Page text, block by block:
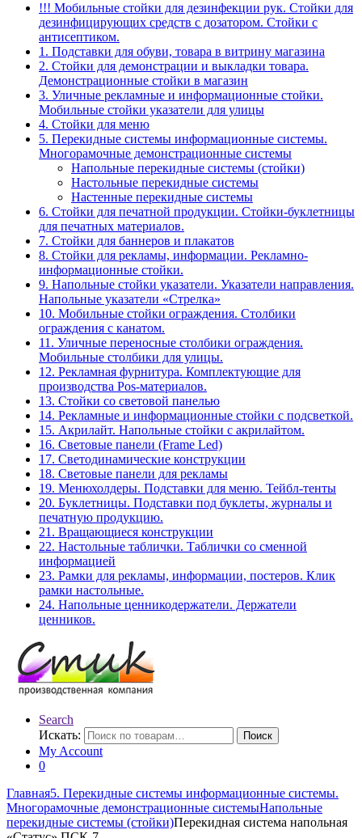
!!! Мобильные стойки для дезинфекции рук. Стойки для
дезинфицирующих средств с дозатором. Стойки с
антисептиком.
1. Подставки для обуви, товара в витрину магазина
2. Стойки для демонстрации и выкладки товара.
Демонстрационные стойки в магазин
3. Уличные рекламные и информационные стойки.
Мобильные стойки указатели для улицы
4. Стойки для меню
5. Перекидные системы информационные системы.
Многорамочные демонстрационные системы
Напольные перекидные системы (стойки)
Настольные перекидные системы
Настенные перекидные системы
6. Стойки для печатной продукции. Стойки-буклетницы
для печатных материалов.
7. Стойки для баннеров и плакатов
8. Стойки для рекламы, информации. Рекламно-
информационные стойки.
9. Напольные стойки указатели. Указатели направления.
Напольные указатели «Стрелка»
10. Мобильные стойки ограждения. Столбики
ограждения с канатом.
11. Уличные переносные столбики ограждения.
Мобильные столбики для улицы.
12. Рекламная фурнитура. Комплектующие для
производства Pos-материалов.
13. Стойки со световой панелью
14. Рекламные и информационные стойки с подсветкой.
15. Акрилайт. Напольные стойки с акрилайтом.
16. Световые панели (Frame Led)
17. Светодинамические конструкции
18. Световые панели для рекламы
19. Менюхолдеры. Подставки для меню. Тейбл-тенты
20. Буклетницы. Подставки под буклеты, журналы и
печатную продукцию.
21. Вращающиеся конструкции
22. Настольные таблички. Таблички со сменной
информацией
23. Рамки для рекламы, информации, постеров. Клик
рамки настольные.
24. Напольные ценникодержатели. Держатели
ценников.
Search
Искать:
Поиск
My Account
0
Главная5. Перекидные системы информационные системы.
Многорамочные демонстрационные системыНапольные
перекидные системы (стойки)Перекидная система напольная